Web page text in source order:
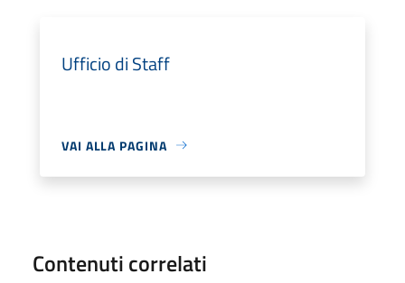
Ufficio di Staff
VAI ALLA PAGINA
Contenuti correlati